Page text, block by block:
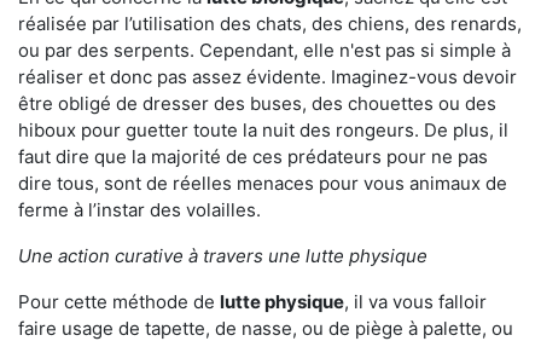
réalisée par l’utilisation des chats, des chiens, des renards,
ou par des serpents. Cependant, elle n'est pas si simple à
réaliser et donc pas assez évidente. Imaginez-vous devoir
être obligé de dresser des buses, des chouettes ou des
hiboux pour guetter toute la nuit des rongeurs. De plus, il
faut dire que la majorité de ces prédateurs pour ne pas
dire tous, sont de réelles menaces pour vous animaux de
ferme à l’instar des volailles.
Une action curative à travers une lutte physique
Pour cette méthode de lutte physique, il va vous falloir
faire usage de tapette, de nasse, ou de piège à palette, ou